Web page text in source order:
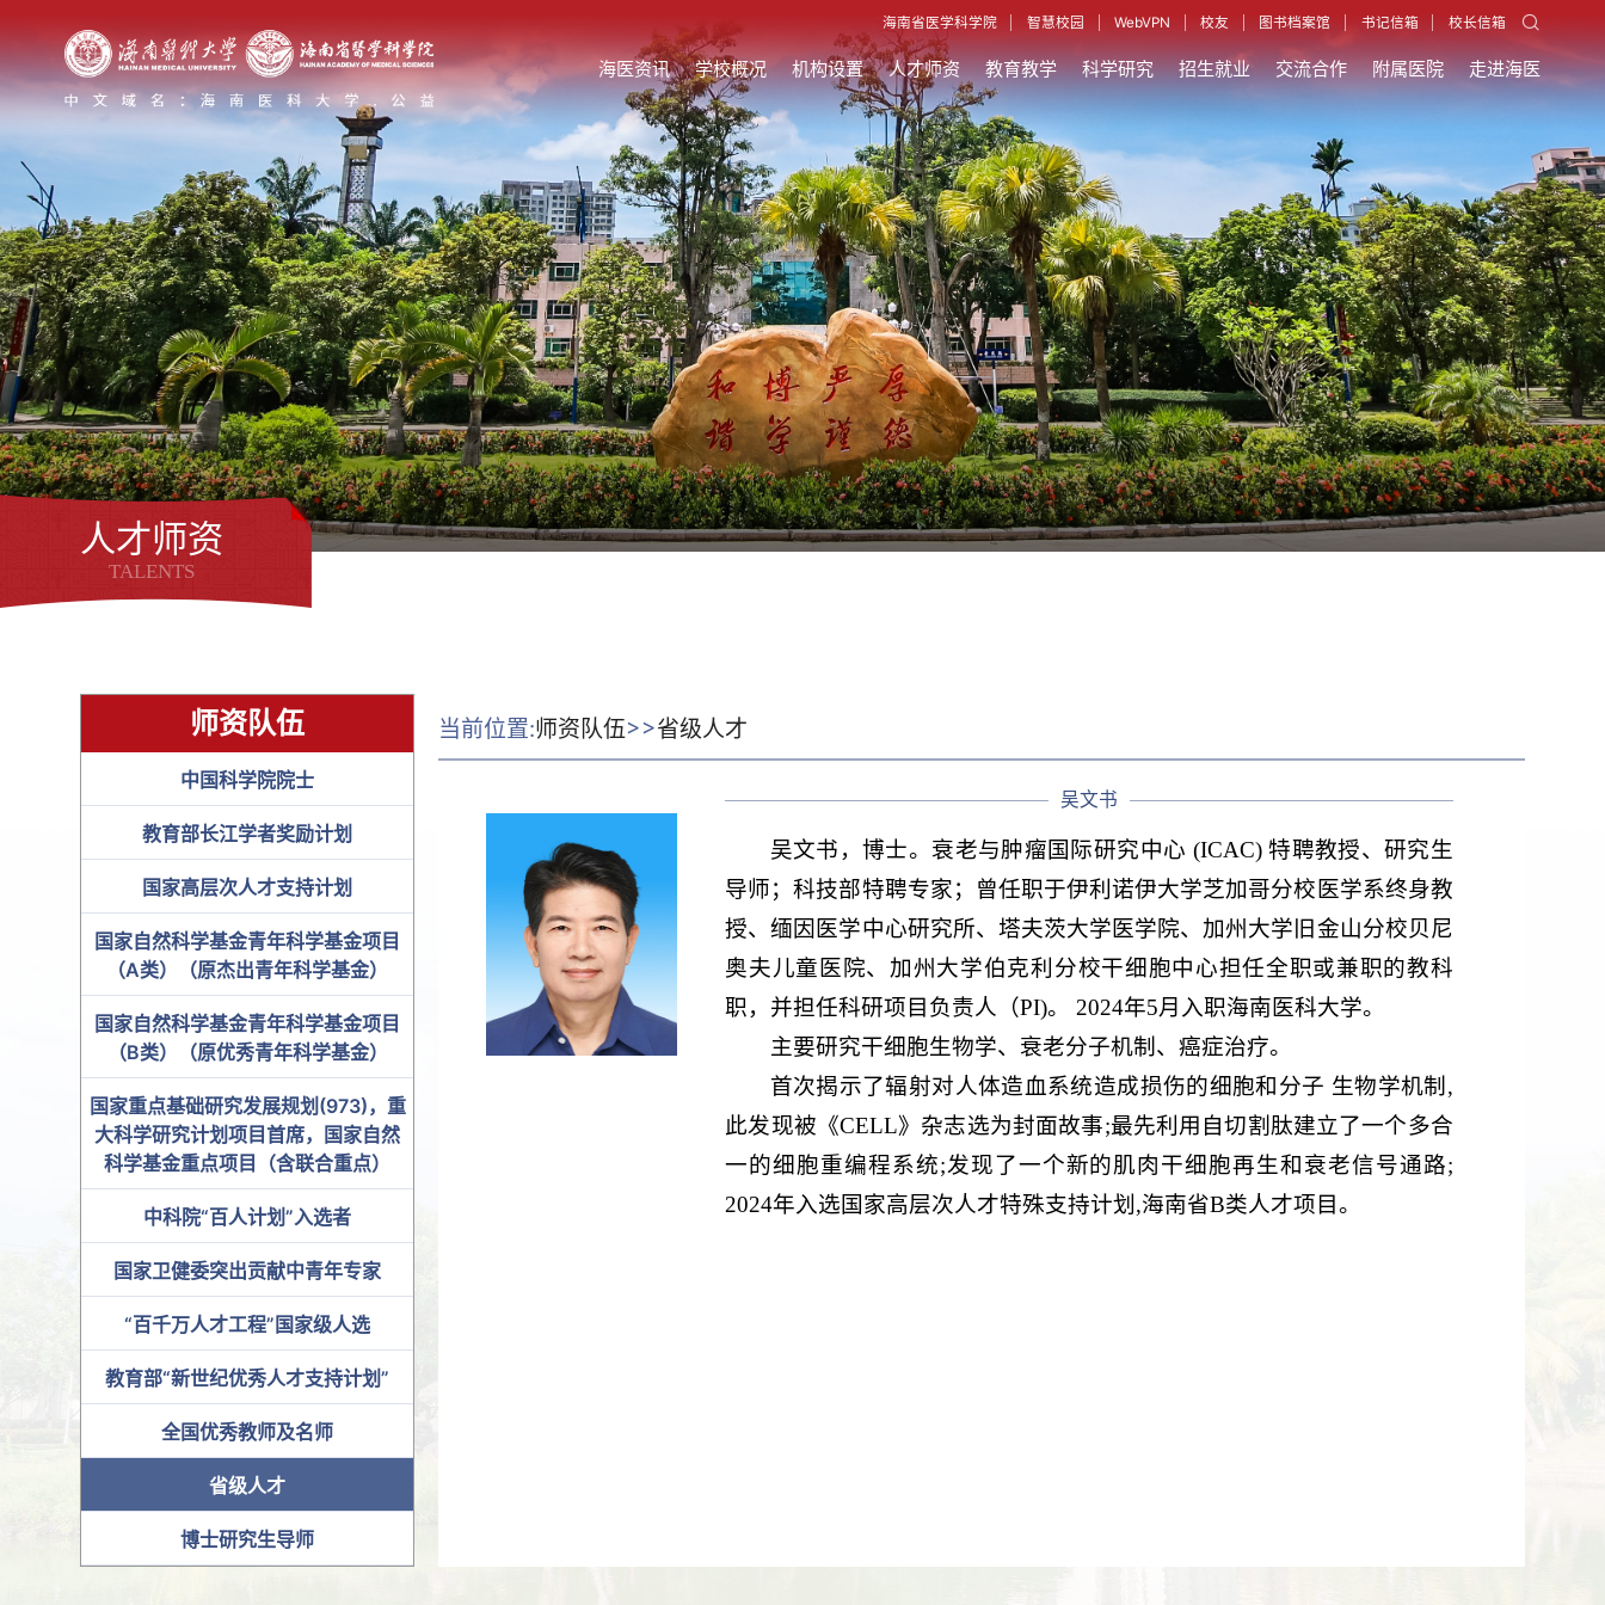
海南省医学科学院 智慧校园 WebVPN 校友 图书档案馆 书记信箱 校长信箱
海医资讯 学校概况 机构设置 人才师资 教育教学 科学研究 招生就业 交流合作 附属医院 走进海医
人才师资
TALENTS
师资队伍
中国科学院院士
教育部长江学者奖励计划
国家高层次人才支持计划
国家自然科学基金青年科学基金项目
（A类）（原杰出青年科学基金）
国家自然科学基金青年科学基金项目
（B类）（原优秀青年科学基金）
国家重点基础研究发展规划(973)，重
大科学研究计划项目首席，国家自然
科学基金重点项目（含联合重点）
中科院“百人计划”入选者
国家卫健委突出贡献中青年专家
“百千万人才工程”国家级人选
教育部“新世纪优秀人才支持计划”
全国优秀教师及名师
省级人才
博士研究生导师
当前位置:师资队伍>>省级人才
​吴文书
吴文书，博士。衰老与肿瘤国际研究中心 (ICAC) 特聘教授、研究生
导师；科技部特聘专家；曾任职于伊利诺伊大学芝加哥分校医学系终身教
授、缅因医学中心研究所、塔夫茨大学医学院、加州大学旧金山分校贝尼
奥夫儿童医院、加州大学伯克利分校干细胞中心担任全职或兼职的教科
职，并担任科研项目负责人（PI)。
2024年5月入职海南医科大学。
主要研究干细胞生物学、衰老分子机制、癌症治疗。
首次揭示了辐射对人体造血系统造成损伤的细胞和分子 生物学机制,
此发现被《CELL》杂志选为封面故事;最先利用自切割肽建立了一个多合
一的细胞重编程系统;发现了一个新的肌肉干细胞再生和衰老信号通路;
2024年入选国家高层次人才特殊支持计划,海南省B类人才项目。